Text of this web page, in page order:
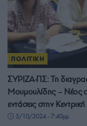
ΠΟΛΙΤΙΚΗ
ΣΥΡΙΖΑ-ΠΣ: Τη
Μουμουλίδης – Νέος
εντάσεις στην
5/10/2024 - 7:40μμ